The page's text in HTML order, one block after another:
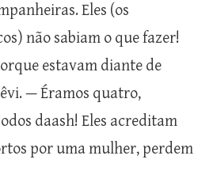
Eles (os
não sabiam o que fazer!
estavam diante de
— Éramos quatro,
daash! Eles acreditam
por uma mulher, perdem